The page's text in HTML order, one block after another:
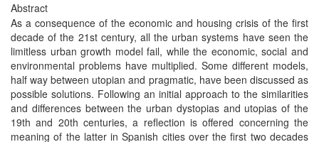
Abstract
As a consequence of the economic and housing crisis of the first
decade of the 21st century, all the urban systems have seen the
limitless urban growth model fail, while the economic, social and
environmental problems have multiplied. Some different models,
half way between utopian and pragmatic, have been discussed as
possible solutions. Following an initial approach to the similarities
and differences between the urban dystopias and utopias of the
19th and 20th centuries, a reflection is offered concerning the
meaning of the latter in Spanish cities over the first two decades